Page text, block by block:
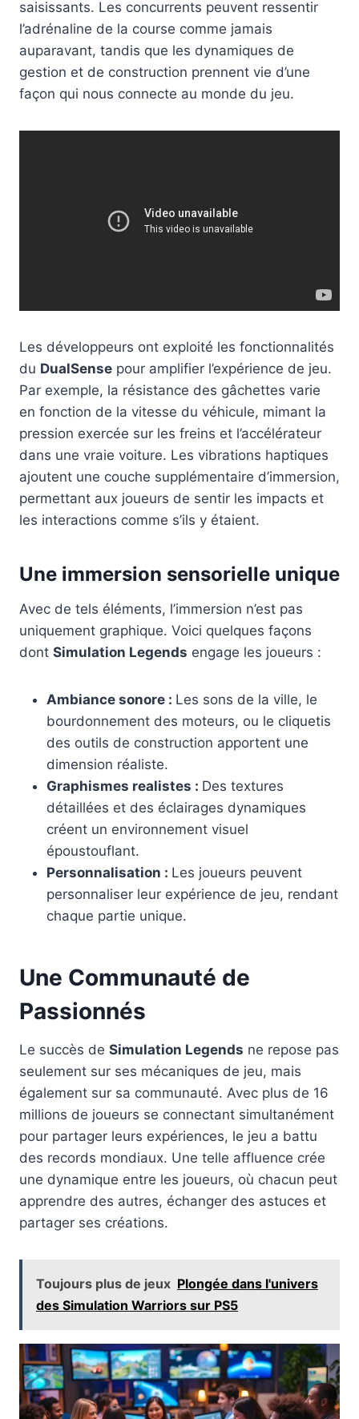
saisissants. Les concurrents peuvent ressentir
l’adrénaline de la course comme jamais
auparavant, tandis que les dynamiques de
gestion et de construction prennent vie d’une
façon qui nous connecte au monde du jeu.
Les développeurs ont exploité les fonctionnalités
du DualSense pour amplifier l’expérience de jeu.
Par exemple, la résistance des gâchettes varie
en fonction de la vitesse du véhicule, mimant la
pression exercée sur les freins et l’accélérateur
dans une vraie voiture. Les vibrations haptiques
ajoutent une couche supplémentaire d’immersion,
permettant aux joueurs de sentir les impacts et
les interactions comme s’ils y étaient.
Une immersion sensorielle unique
Avec de tels éléments, l’immersion n’est pas
uniquement graphique. Voici quelques façons
dont Simulation Legends engage les joueurs :
Ambiance sonore : Les sons de la ville, le
bourdonnement des moteurs, ou le cliquetis
des outils de construction apportent une
dimension réaliste.
Graphismes realistes : Des textures
détaillées et des éclairages dynamiques
créent un environnement visuel
époustouflant.
Personnalisation : Les joueurs peuvent
personnaliser leur expérience de jeu, rendant
chaque partie unique.
Une Communauté de
Passionnés
Le succès de Simulation Legends ne repose pas
seulement sur ses mécaniques de jeu, mais
également sur sa communauté. Avec plus de 16
millions de joueurs se connectant simultanément
pour partager leurs expériences, le jeu a battu
des records mondiaux. Une telle affluence crée
une dynamique entre les joueurs, où chacun peut
apprendre des autres, échanger des astuces et
partager ses créations.
Toujours plus de jeux Plongée dans l'univers
des Simulation Warriors sur PS5